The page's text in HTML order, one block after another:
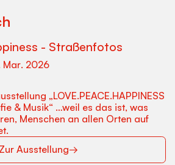
- Straßenfotos
Mar. 2026
„LOVE.PEACE.HAPPINESS
& Musik“ …weil es das ist, was
Menschen an allen Orten auf
Zur Ausstellung→